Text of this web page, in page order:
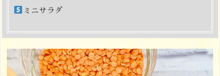
ミニサラダ